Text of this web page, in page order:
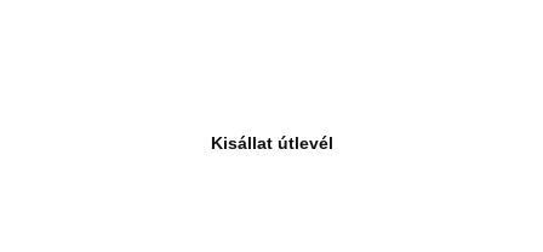
Kisállat útlevél